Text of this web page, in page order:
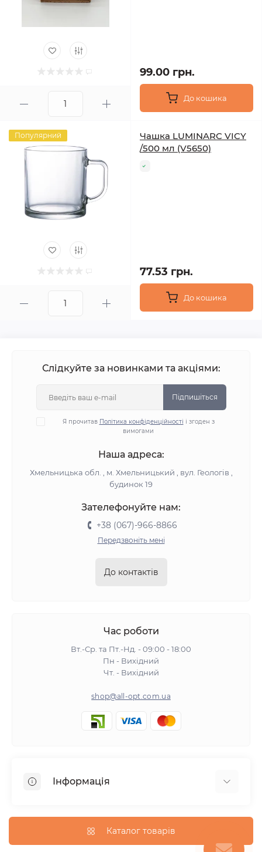
99.00 грн.
До кошика
Популярний
Чашка LUMINARC VICY
/500 мл (V5650)
77.53 грн.
До кошика
Слідкуйте за новинками та акціями:
Підпишіться
Я прочитав Політика конфіденційності і згоден з
вимогами
Наша адреса:
Хмельницька обл. , м. Хмельницький , вул. Геологів ,
будинок 19
Зателефонуйте нам:
+38 (067)-966-8866
Передзвоніть мені
До контактів
Час роботи
Вт.-Ср. та Пт.-Нд. - 09:00 - 18:00
Пн - Вихідний
Чт. - Вихідний
shop@all-opt.com.ua
Інформація
Оплата та доставка
Повернення та обмін
Каталог товарів